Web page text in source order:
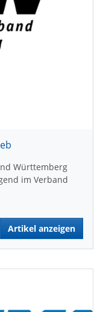
Württemberg
im Verband
Artikel anzeigen